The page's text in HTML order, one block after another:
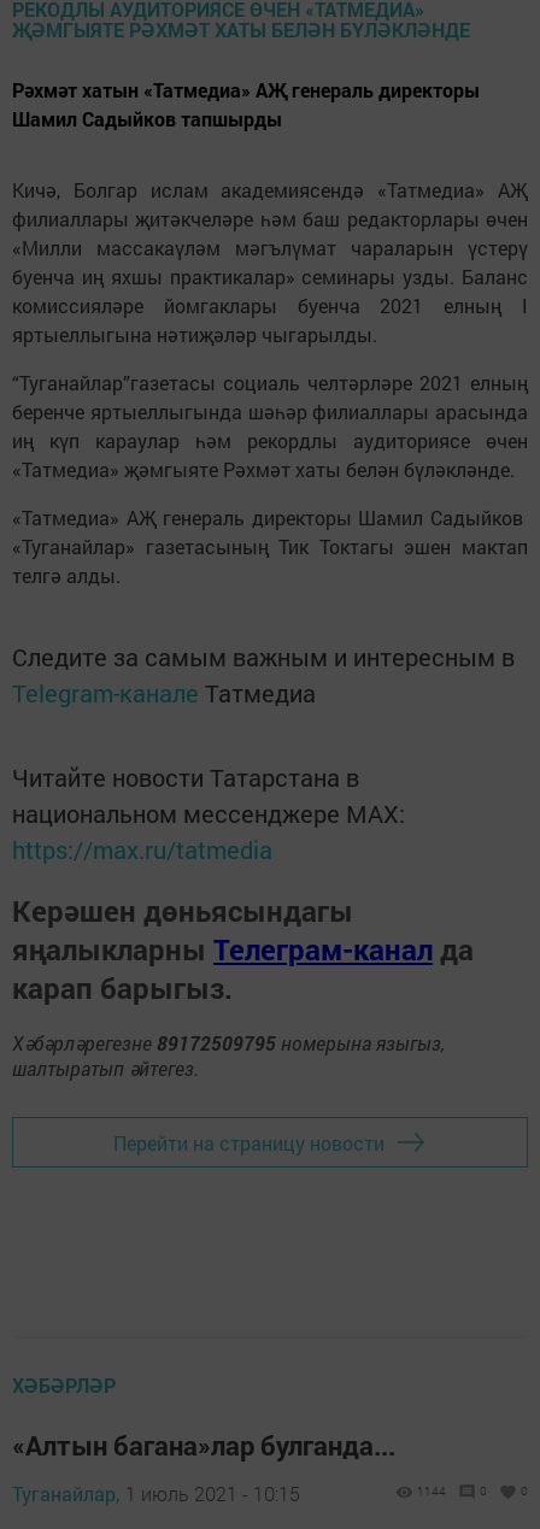
Рәхмәт хатын «Татмедиа» АҖ генераль директоры
Шамил Садыйков тапшырды
Кичә, Болгар ислам академиясендә «Татмедиа» АҖ
филиаллары җитәкчеләре һәм баш редакторлары өчен
«Милли массакаүләм мәгълүмат чараларын үстерү
буенча иң яхшы практикалар» семинары узды. Баланс
комиссияләре йомгаклары буенча 2021 елның I
яртыеллыгына нәтиҗәләр чыгарылды.
“Туганайлар”газетасы социаль челтәрләре 2021 елның
беренче яртыеллыгында шәһәр филиаллары арасында
иң күп караулар һәм рекордлы аудиториясе өчен
«Татмедиа» җәмгыяте Рәхмәт хаты белән бүләкләнде.
«Татмедиа» АҖ генераль директоры Шамил Садыйков
«Туганайлар» газетасының Тик Токтагы эшен мактап
телгә алды.
Следите за самым важным и интересным в
Telegram-канале Татмедиа
Читайте новости Татарстана в
национальном мессенджере MАХ:
https://max.ru/tatmedia
Керәшен дөньясындагы
яңалыкларны Телеграм-канал да
карап барыгыз.
Хәбәрләрегезне 89172509795 номерына языгыз,
шалтыратып әйтегез.
Перейти на страницу новости
ХӘБӘРЛӘР
«Алтын багана»лар булганда...
Туганайлар, 1 июль 2021 - 10:15 1144 0 0